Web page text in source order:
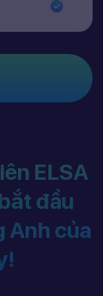
ELSA
đầu
Anh của